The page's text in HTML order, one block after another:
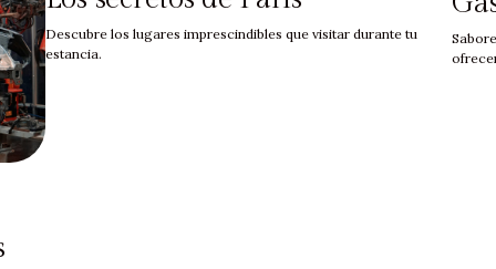
Descubre los lugares imprescindibles que visitar durante tu
estancia.